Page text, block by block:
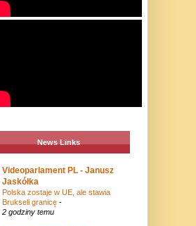
News Links
Videoparlament PL - Janusz
Jaskółka
Polska zostaje w UE, ale stawia
Brukseli granicę -
2 godziny temu